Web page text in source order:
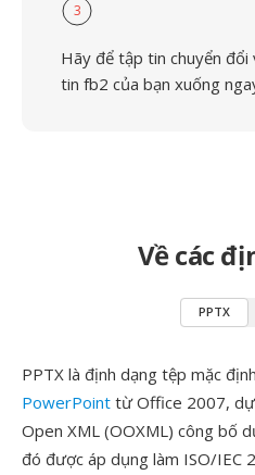
3
Hãy để tập tin chuyển
tin fb2 của bạn xuống
Về các
PPTX
PPTX là định dạng tệp mặc
PowerPoint từ Office 2007,
Open XML (OOXML) công bố
đó được áp dụng làm ISO/IEC